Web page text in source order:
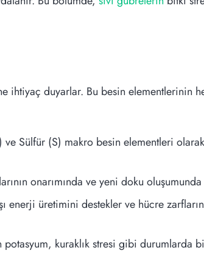
ihtiyaç duyarlar. Bu besin elementlerinin
Sülfür (S) makro besin elementleri olarak
onarımında ve yeni doku
enerji üretimini destekler ve hücre
kuraklık stresi gibi durumlarda